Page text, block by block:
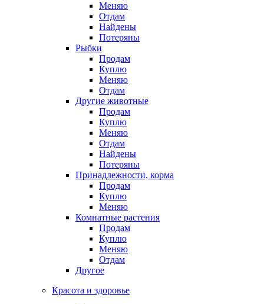
Меняю
Отдам
Найдены
Потеряны
Рыбки
Продам
Куплю
Меняю
Отдам
Другие животные
Продам
Куплю
Меняю
Отдам
Найдены
Потеряны
Принадлежности, корма
Продам
Куплю
Меняю
Комнатные растения
Продам
Куплю
Меняю
Отдам
Другое
Красота и здоровье